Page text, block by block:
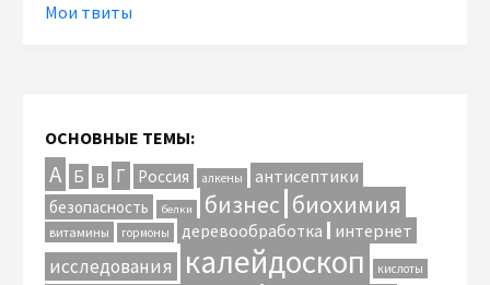
Мои твиты
ОСНОВНЫЕ ТЕМЫ:
А Б В Г Россия алкены антисептики
безопасность белки бизнес биохимия
витамины гормоны деревообработка интернет
исследования калейдоскоп кислоты